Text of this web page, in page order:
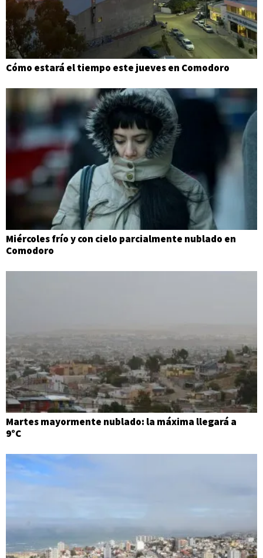
Cómo estará el tiempo este jueves en Comodoro
Miércoles frío y con cielo parcialmente nublado en
Comodoro
Martes mayormente nublado: la máxima llegará a
9°C